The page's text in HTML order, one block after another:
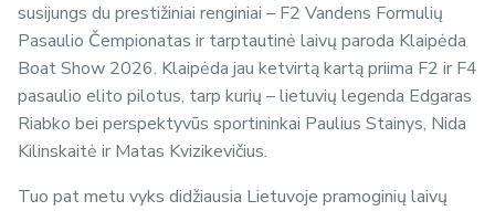
susijungs du prestižiniai renginiai – F2 Vandens Formulių
Pasaulio Čempionatas ir tarptautinė laivų paroda Klaipėda
Boat Show 2026. Klaipėda jau ketvirtą kartą priima F2 ir F4
pasaulio elito pilotus, tarp kurių – lietuvių legenda Edgaras
Riabko bei perspektyvūs sportininkai Paulius Stainys, Nida
Kilinskaitė ir Matas Kvizikevičius.
Tuo pat metu vyks didžiausia Lietuvoje pramoginių laivų